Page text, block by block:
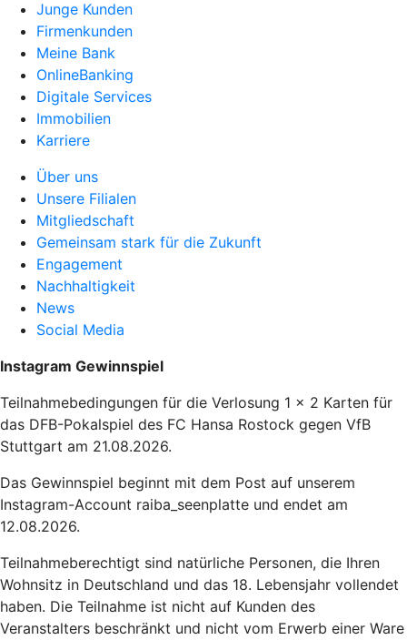
Junge Kunden
Firmenkunden
Meine Bank
OnlineBanking
Digitale Services
Immobilien
Karriere
Über uns
Unsere Filialen
Mitgliedschaft
Gemeinsam stark für die Zukunft
Engagement
Nachhaltigkeit
News
Social Media
Instagram Gewinnspiel
Teilnahmebedingungen für die Verlosung 1 x 2 Karten für
das DFB-Pokalspiel des FC Hansa Rostock gegen VfB
Stuttgart am 21.08.2026.
Das Gewinnspiel beginnt mit dem Post auf unserem
Instagram-Account raiba_seenplatte und endet am
12.08.2026.
Teilnahmeberechtigt sind natürliche Personen, die Ihren
Wohnsitz in Deutschland und das 18. Lebensjahr vollendet
haben. Die Teilnahme ist nicht auf Kunden des
Veranstalters beschränkt und nicht vom Erwerb einer Ware